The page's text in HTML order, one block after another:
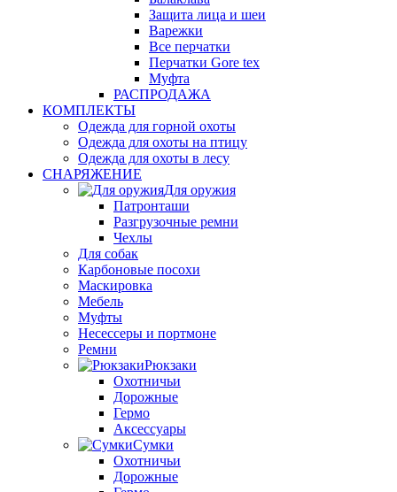
Защита лица и шеи
Варежки
Все перчатки
Перчатки Gore tex
Муфта
РАСПРОДАЖА
КОМПЛЕКТЫ
Одежда для горной охоты
Одежда для охоты на птицу
Одежда для охоты в лесу
СНАРЯЖЕНИЕ
Для оружия
Патронташи
Разгрузочные ремни
Чехлы
Для собак
Карбоновые посохи
Маскировка
Мебель
Муфты
Несессеры и портмоне
Ремни
Рюкзаки
Охотничьи
Дорожные
Гермо
Аксессуары
Сумки
Охотничьи
Дорожные